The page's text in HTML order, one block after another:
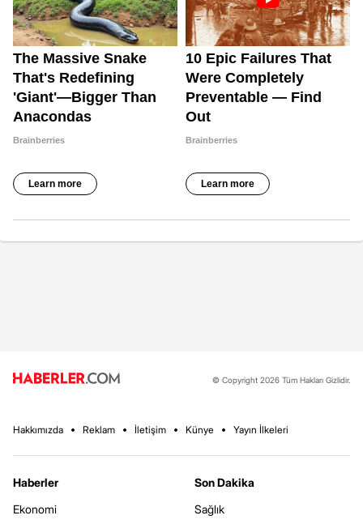
© Copyright 2026 Tüm Hakları Gizlidir.
Hakkımızda Reklam İletişim Künye Yayın İlkeleri
Haberler
Ekonomi
Son Dakika
Sağlık